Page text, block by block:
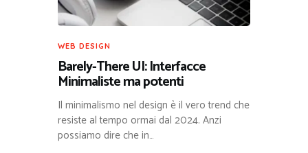
WEB DESIGN
Barely-There UI: Interfacce
Minimaliste ma potenti
Il minimalismo nel design è il vero trend che
resiste al tempo ormai dal 2024. Anzi
possiamo dire che in…